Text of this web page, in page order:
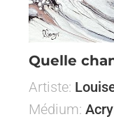
Quelle
Artiste:
Médium: